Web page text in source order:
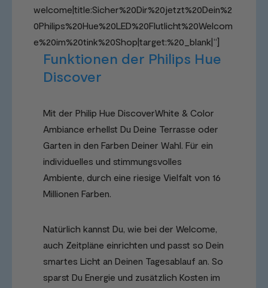
welcome|title:Sicher%20Dir%20jetzt%20Dein%2
0Philips%20Hue%20LED%20Flutlicht%20Welcom
e%20im%20tink%20Shop|target:%20_blank|“]
Funktionen der Philips Hue
Discover
Mit der Philip Hue DiscoverWhite & Color
Ambiance erhellst Du Deine Terrasse oder
Garten in den Farben Deiner Wahl. Für ein
individuelles und stimmungsvolles
Ambiente, durch eine riesige Vielfalt von 16
Millionen Farben.
Natürlich kannst Du, wie bei der Welcome,
auch Zeitpläne einrichten und passt so Dein
smartes Licht an Deinen Tagesablauf an. So
sparst Du Energie und zusätzlich Kosten im